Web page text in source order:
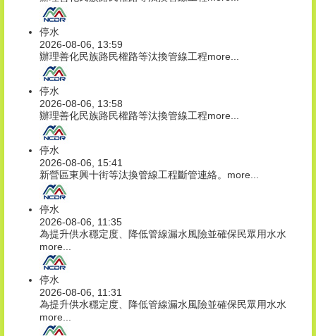
停水
2026-08-06, 13:59
辦理善化民族路民權路等汰換管線工程more...
停水
2026-08-06, 13:58
辦理善化民族路民權路等汰換管線工程more...
停水
2026-08-06, 15:41
新營區東興十街等汰換管線工程斷管連絡。 more...
停水
2026-08-06, 11:35
為提升供水穩定度、降低管線漏水風險並確保民眾用水水
more...
停水
2026-08-06, 11:31
為提升供水穩定度、降低管線漏水風險並確保民眾用水水
more...